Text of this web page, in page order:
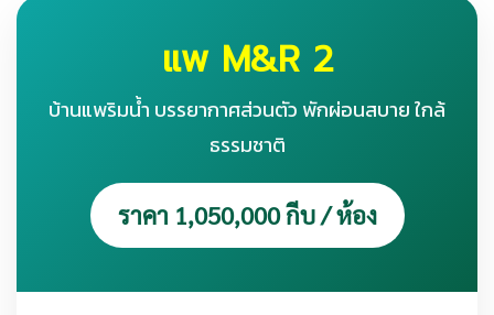
แพ M&R 2
บ้านแพริมน้ำ บรรยากาศส่วนตัว พักผ่อนสบาย ใกล้
ธรรมชาติ
ราคา 1,050,000 กีบ / ห้อง